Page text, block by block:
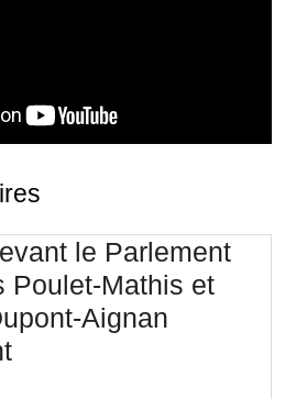
le Parlement
Poulet-Mathis et
Aignan
Macron